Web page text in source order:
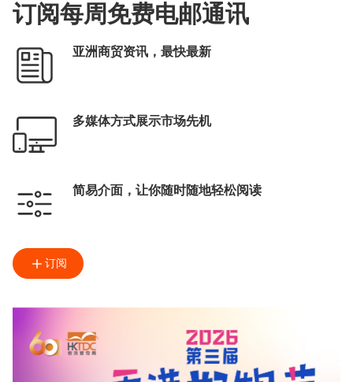
订阅每周免费电邮通讯
亚洲商贸资讯，最快最新
多媒体方式展示市场先机
简易介面，让你随时随地轻松阅读
订阅